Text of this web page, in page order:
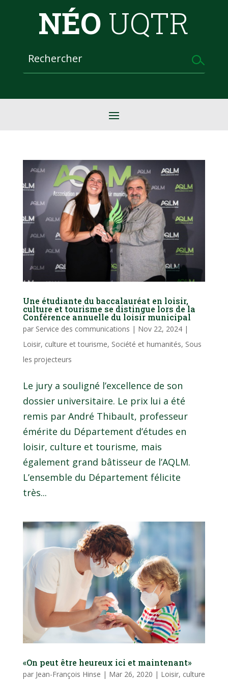
NÉO UQTR
Une étudiante du baccalauréat en loisir,
culture et tourisme se distingue lors de la
Conférence annuelle du loisir municipal
par Service des communications | Nov 22, 2024|
Loisir, culture et tourisme, Société et humanités, Sous
les projecteurs
Le jury a souligné l’excellence de son
dossier universitaire. Le prix lui a été
remis par André Thibault, professeur
émérite du Département d’études en
loisir, culture et tourisme, mais
également grand bâtisseur de l’AQLM.
L’ensemble du Département félicite
très...
«On peut être heureux ici et maintenant»
par Jean-François Hinse | Mar 26, 2020 | Loisir, culture